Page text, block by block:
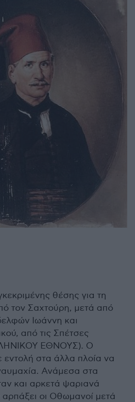
θέσης για τη
τον Σαχτούρη, μετά από
Ιωάννη και
από τις Σπέτσες
ΕΘΝΟΥΣ). Ο
στα άλλα πλοία να
Ανάμεσα στα
και αρκετά ψαριανά
αρπάξει οι Οθωμανοί μετά